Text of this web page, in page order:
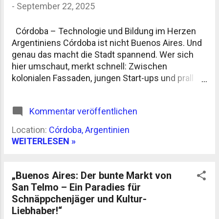
Fitz Roys, der sich spiegelnd im See zeigt, lohnt
Wetterumschwünge. Morgens Sonne, mittags
Sturm, abends Regen – so ist das hier. Wer hier
wandert, sollte sich also nicht auf Schönwetter
verlassen. Die Temperaturen liegen im Sommer
zwischen 10 u...
- September 22, 2025
Córdoba – Technologie und Bildung im Herzen
Argentiniens Córdoba ist nicht Buenos Aires. Und
genau das macht die Stadt spannend. Wer sich
hier umschaut, merkt schnell: Zwischen
kolonialen Fassaden, jungen Start-ups und prall
mehr sind als graue Gebäude Córdoba ist seit
Jahrhunderten eine Studierendenstadt. Die
Universidad Nacional de Córdoba , gegründet
Zehntausende Studierende aus Argentinien,
Bolivien, Chile oder Spanien bevölkern
Bibliotheken, Bars und Busse. Das Spannende: Die
Universität ist kein isoliertes Elfenbeinturm-
Kommentar veröffentlichen
Location: Córdoba, Argentinien
WEITERLESEN »
„Buenos Aires: Der bunte Markt von
San Telmo – Ein Paradies für
Schnäppchenjäger und Kultur-
Liebhaber!“